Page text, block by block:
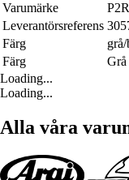
Varumärke
P2R
Leverantörsreferens
Färg
Färg
Grå
Loading...
Loading...
Alla våra